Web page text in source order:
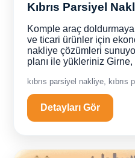
Kıbrıs Parsiyel
Komple araç
ve ticari ürünler için
nakliye çözümleri
planı ile yükleriniz
kıbrıs parsiyel nakliye,
Detayları Gör